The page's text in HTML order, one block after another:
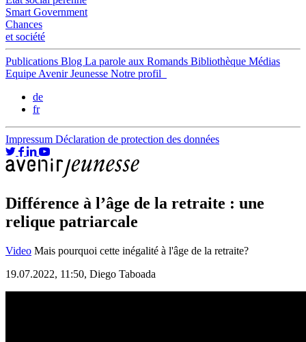
Smart Government
Chances
et société
Publications Blog La parole aux Romands Bibliothèque Médias
Equipe Avenir Jeunesse Notre profil
de
fr
Impressum Déclaration de protection des données
Différence à l’âge de la retraite : une
relique patriarcale
Video Mais pourquoi cette inégalité à l'âge de la retraite?
19.07.2022, 11:50, Diego Taboada